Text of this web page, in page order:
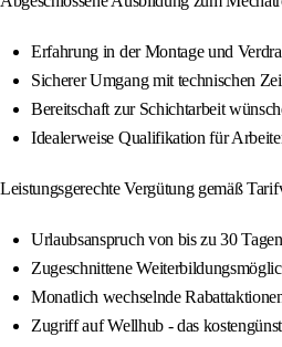
Erfahrung in der Montage und
Sicherer Umgang mit technischen
Bereitschaft zur Schichtarbeit
Idealerweise Qualifikation für
Leistungsgerechte Vergütung gemäß
Urlaubsanspruch von bis zu 30
Zugeschnittene
Monatlich wechselnde
Zugriff auf Wellhub - das